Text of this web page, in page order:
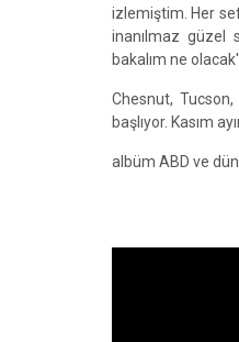
izlemiştim. Her
inanılmaz güzel
bakalım ne
Chesnut,
başlıyor. Kasım
albüm ABD ve